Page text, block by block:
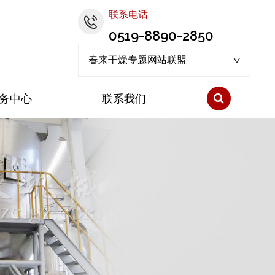
联系电话
0519-8890-2850
春来干燥专题网站联盟
中心 联系我们